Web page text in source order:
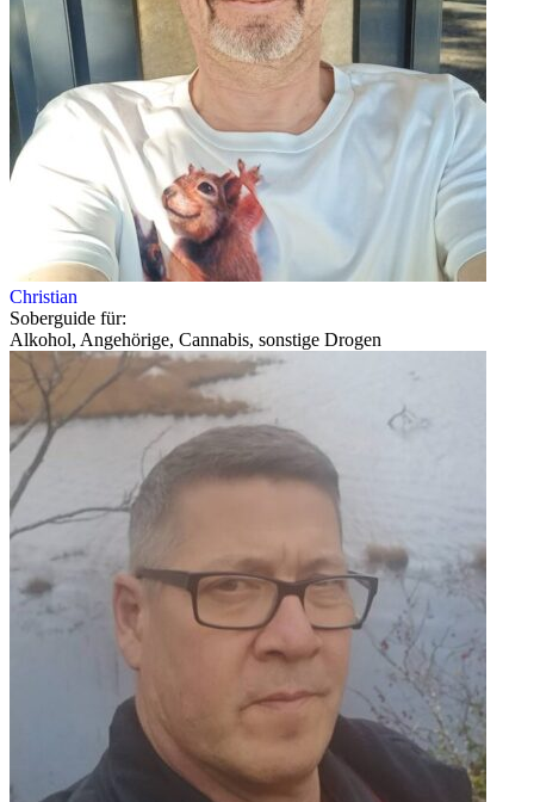
Christian
Soberguide für:
Alkohol, Angehörige, Cannabis, sonstige Drogen